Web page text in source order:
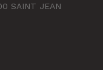
SAINT JEAN